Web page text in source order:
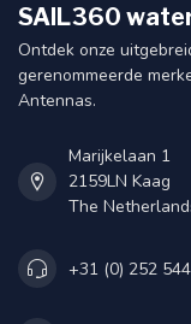
SAIL360
Ontdek onze
gerenommeerde
Antennas.
Marijkelaan 1
2159LN Kaag
The
+31 (0) 252